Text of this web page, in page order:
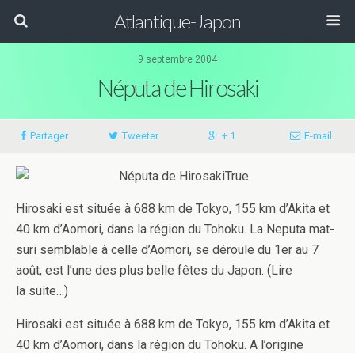
Atlantique-Japon
9 septembre 2004
Néputa de Hirosaki
Partager Tweeter + 1 E-​​mail
Hirosaki est située à 688 km de Tokyo, 155 km d’Akita et
40 km d’Aomori, dans la région du Tohoku. La Nep­uta mat­
suri sem­blable à celle d’Aomori, se déroule du 1er au 7
août, est l’une des plus belle fêtes du Japon. (Lire
la suite…)
Hirosaki est située à 688 km de Tokyo, 155 km d’Akita et
40 km d’Aomori, dans la région du Tohoku. A l’origine